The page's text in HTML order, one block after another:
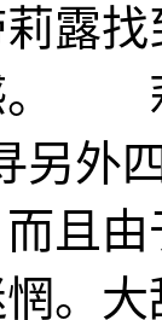
露
。
另外
且
。